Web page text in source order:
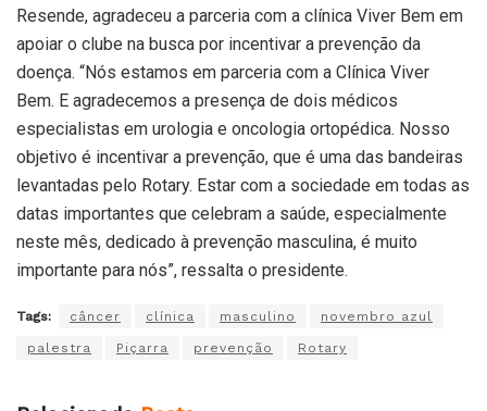
Resende, agradeceu a parceria com a clínica Viver Bem em
apoiar o clube na busca por incentivar a prevenção da
doença. “Nós estamos em parceria com a Clínica Viver
Bem. E agradecemos a presença de dois médicos
especialistas em urologia e oncologia ortopédica. Nosso
objetivo é incentivar a prevenção, que é uma das bandeiras
levantadas pelo Rotary. Estar com a sociedade em todas as
datas importantes que celebram a saúde, especialmente
neste mês, dedicado à prevenção masculina, é muito
importante para nós”, ressalta o presidente.
Tags: câncer clínica masculino novembro azul
palestra Piçarra prevenção Rotary